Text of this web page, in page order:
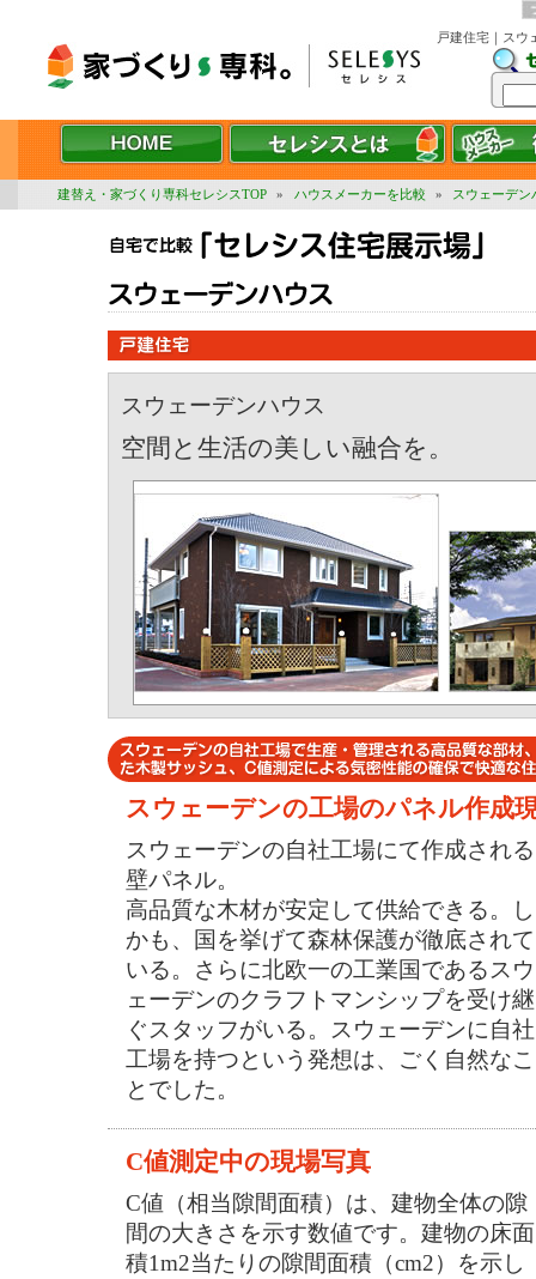
戸建住宅｜スウ
建替え・家づくり専科セレシスTOP » ハウスメーカーを比較 » スウェーデン
スウェーデンハウス
空間と生活の美しい融合を。
スウェーデンの工場のパネル作成
スウェーデンの自社工場にて作成される
壁パネル。
高品質な木材が安定して供給できる。し
かも、国を挙げて森林保護が徹底されて
いる。さらに北欧一の工業国であるスウ
ェーデンのクラフトマンシップを受け継
ぐスタッフがいる。スウェーデンに自社
工場を持つという発想は、ごく自然なこ
とでした。
C値測定中の現場写真
C値（相当隙間面積）は、建物全体の隙
間の大きさを示す数値です。建物の床面
積1m2当たりの隙間面積（cm2）を示し